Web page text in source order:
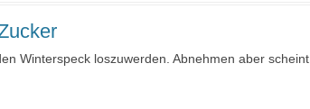
Winterspeck loszuwerden. Abnehmen aber scheint